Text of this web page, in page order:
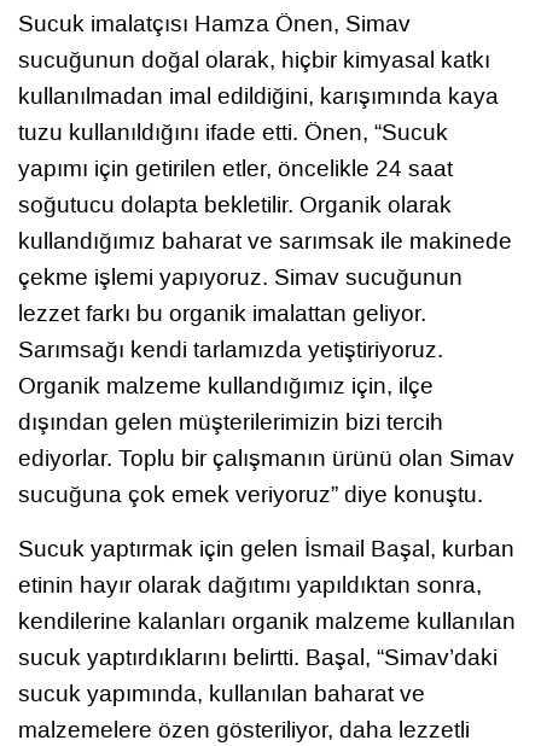
Sucuk imalatçısı Hamza Önen, Simav
sucuğunun doğal olarak, hiçbir kimyasal katkı
kullanılmadan imal edildiğini, karışımında kaya
tuzu kullanıldığını ifade etti. Önen, “Sucuk
yapımı için getirilen etler, öncelikle 24 saat
soğutucu dolapta bekletilir. Organik olarak
kullandığımız baharat ve sarımsak ile makinede
çekme işlemi yapıyoruz. Simav sucuğunun
lezzet farkı bu organik imalattan geliyor.
Sarımsağı kendi tarlamızda yetiştiriyoruz.
Organik malzeme kullandığımız için, ilçe
dışından gelen müşterilerimizin bizi tercih
ediyorlar. Toplu bir çalışmanın ürünü olan Simav
sucuğuna çok emek veriyoruz” diye konuştu.
Sucuk yaptırmak için gelen İsmail Başal, kurban
etinin hayır olarak dağıtımı yapıldıktan sonra,
kendilerine kalanları organik malzeme kullanılan
sucuk yaptırdıklarını belirtti. Başal, “Simav’daki
sucuk yapımında, kullanılan baharat ve
malzemelere özen gösteriliyor, daha lezzetli